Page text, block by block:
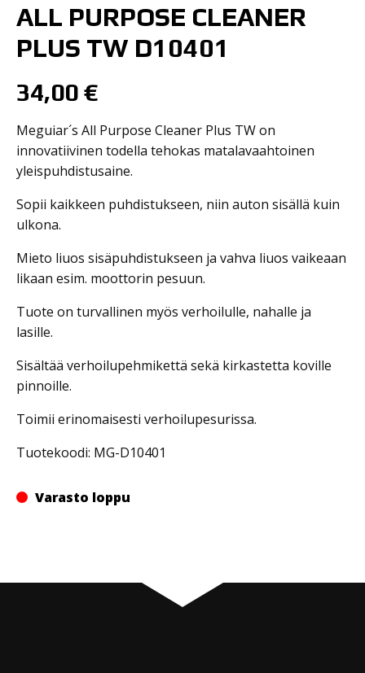
ALL PURPOSE CLEANER
PLUS TW D10401
34,00 €
Meguiar´s All Purpose Cleaner Plus TW on
innovatiivinen todella tehokas matalavaahtoinen
yleispuhdistusaine.
Sopii kaikkeen puhdistukseen, niin auton sisällä kuin
ulkona.
Mieto liuos sisäpuhdistukseen ja vahva liuos vaikeaan
likaan esim. moottorin pesuun.
Tuote on turvallinen myös verhoilulle, nahalle ja
lasille.
Sisältää verhoilupehmikettä sekä kirkastetta koville
pinnoille.
Toimii erinomaisesti verhoilupesurissa.
Tuotekoodi: MG-D10401
Varasto loppu